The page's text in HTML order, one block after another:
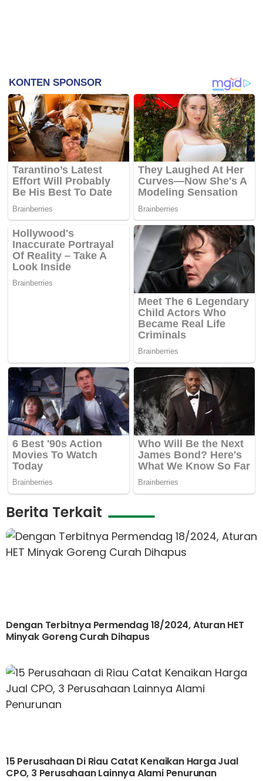
Berita Terkait
Dengan Terbitnya Permendag 18/2024, Aturan HET
Minyak Goreng Curah Dihapus
15 Perusahaan Di Riau Catat Kenaikan Harga Jual
CPO, 3 Perusahaan Lainnya Alami Penurunan